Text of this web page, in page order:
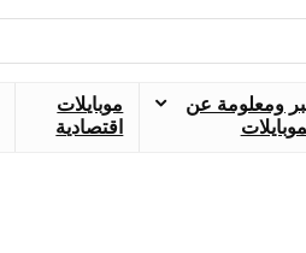
ومعلومة عن
موبايلات
اقتصادية